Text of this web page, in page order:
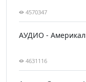
4570347
АУДИО -
4631116